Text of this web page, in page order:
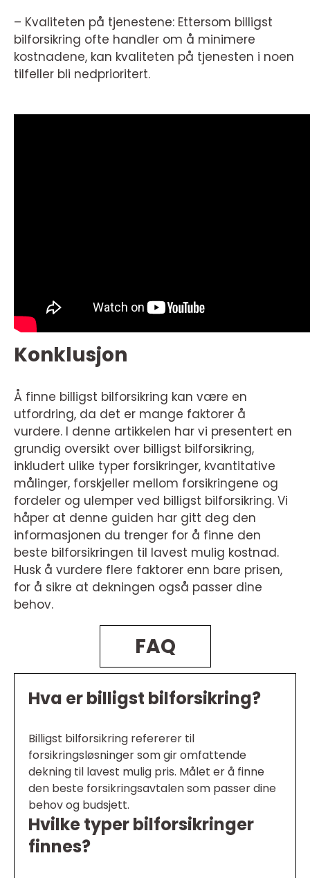
– Kvaliteten på tjenestene: Ettersom billigst
bilforsikring ofte handler om å minimere
kostnadene, kan kvaliteten på tjenesten i noen
tilfeller bli nedprioritert.
Konklusjon
Å finne billigst bilforsikring kan være en
utfordring, da det er mange faktorer å
vurdere. I denne artikkelen har vi presentert en
grundig oversikt over billigst bilforsikring,
inkludert ulike typer forsikringer, kvantitative
målinger, forskjeller mellom forsikringene og
fordeler og ulemper ved billigst bilforsikring. Vi
håper at denne guiden har gitt deg den
informasjonen du trenger for å finne den
beste bilforsikringen til lavest mulig kostnad.
Husk å vurdere flere faktorer enn bare prisen,
for å sikre at dekningen også passer dine
behov.
FAQ
Hva er billigst bilforsikring?
Billigst bilforsikring refererer til
forsikringsløsninger som gir omfattende
dekning til lavest mulig pris. Målet er å finne
den beste forsikringsavtalen som passer dine
behov og budsjett.
Hvilke typer bilforsikringer
finnes?